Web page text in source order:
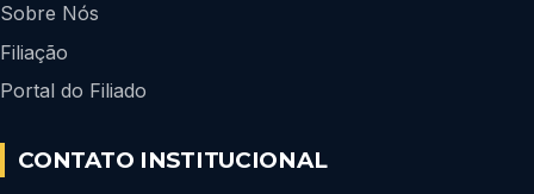
Sobre Nós
Filiação
Portal do Filiado
CONTATO INSTITUCIONAL